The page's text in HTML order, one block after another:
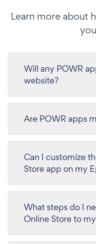
Learn more about
Will any POWR
website?
Are POWR apps
Can I customize
Store app on my
What steps do I
Online Store to